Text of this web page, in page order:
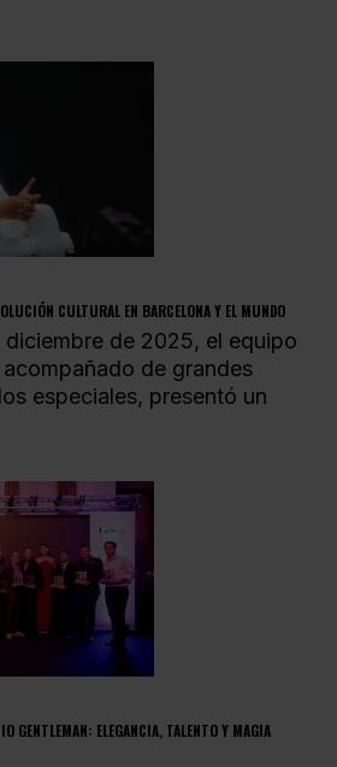
CULTURAL EN BARCELONA Y EL MUNDO
diciembre de 2025, el equipo
de grandes
especiales, presentó un
GENTLEMAN: ELEGANCIA, TALENTO Y MAGIA